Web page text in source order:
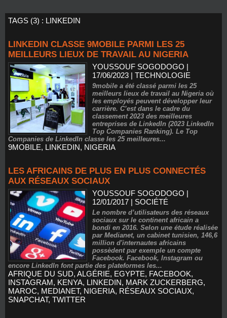
TAGS (3) : LINKEDIN
LINKEDIN CLASSE 9MOBILE PARMI LES 25
MEILLEURS LIEUX DE TRAVAIL AU NIGERIA
YOUSSOUF SOGODOGO |
17/06/2023 |TECHNOLOGIE
9mobile a été classé parmi les 25
meilleurs lieux de travail au Nigeria où
les employés peuvent développer leur
carrière. C’est dans le cadre du
classement 2023 des meilleures
entreprises de LinkedIn (2023 LinkedIn
Top Companies Ranking). Le Top
Companies de LinkedIn classe les 25 meilleures...
9MOBILE, LINKEDIN, NIGERIA
LES AFRICAINS DE PLUS EN PLUS CONNECTÉS
AUX RÉSEAUX SOCIAUX
YOUSSOUF SOGODOGO |
12/01/2017 | SOCIÉTÉ
Le nombre d’utilisateurs des réseaux
sociaux sur le continent africain a
bondi en 2016. Selon une étude réalisée
par Medianet, un cabinet tunisien, 146,6
million d'internautes africains
possèdent par exemple un compte
Facebook. Facebook, Instagram ou
encore LinkedIn font partie des plateformes les...
AFRIQUE DU SUD, ALGÉRIE, EGYPTE, FACEBOOK,
INSTAGRAM, KENYA, LINKEDIN, MARK ZUCKERBERG,
MAROC, MEDIANET, NIGERIA, RÉSEAUX SOCIAUX,
SNAPCHAT, TWITTER